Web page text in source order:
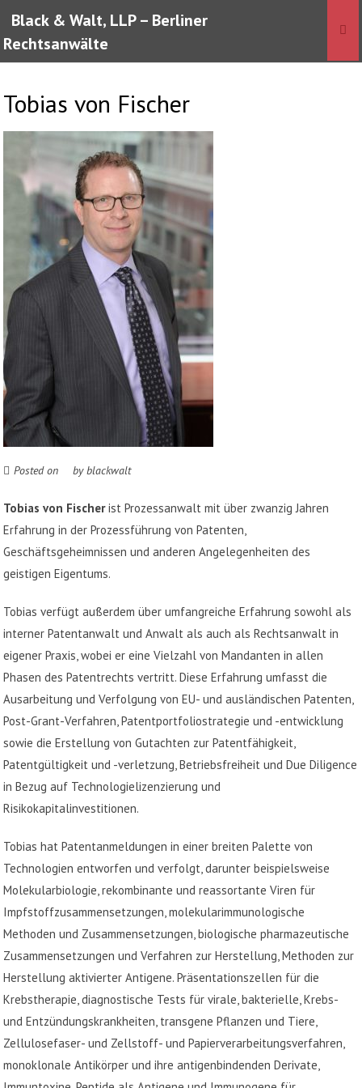
content
Black & Walt, LLP – Berliner
Rechtsanwälte
Tobias von Fischer
Posted on byblackwalt
Tobias von Fischerist Prozessanwalt mit über zwanzig Jahren
Erfahrung in der Prozessführung von Patenten,
Geschäftsgeheimnissen und anderen Angelegenheiten des
geistigen Eigentums.
Tobias verfügt außerdem über umfangreiche Erfahrung sowohl als
interner Patentanwalt und Anwalt als auch als Rechtsanwalt in
eigener Praxis, wobei er eine Vielzahl von Mandanten in allen
Phasen des Patentrechts vertritt. Diese Erfahrung umfasst die
Ausarbeitung und Verfolgung von EU- und ausländischen Patenten,
Post-Grant-Verfahren, Patentportfoliostrategie und -entwicklung
sowie die Erstellung von Gutachten zur Patentfähigkeit,
Patentgültigkeit und -verletzung, Betriebsfreiheit und Due Diligence
in Bezug auf Technologielizenzierung und
Risikokapitalinvestitionen.
Tobias hat Patentanmeldungen in einer breiten Palette von
Technologien entworfen und verfolgt, darunter beispielsweise
Molekularbiologie, rekombinante und reassortante Viren für
Impfstoffzusammensetzungen, molekularimmunologische
Methoden und Zusammensetzungen, biologische pharmazeutische
Zusammensetzungen und Verfahren zur Herstellung, Methoden zur
Herstellung aktivierter Antigene. Präsentationszellen für die
Krebstherapie, diagnostische Tests für virale, bakterielle, Krebs-
und Entzündungskrankheiten, transgene Pflanzen und Tiere,
Zellulosefaser- und Zellstoff- und Papierverarbeitungsverfahren,
monoklonale Antikörper und ihre antigenbindenden Derivate,